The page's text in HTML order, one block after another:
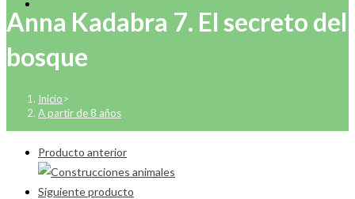
Anna Kadabra 7. El secreto del
bosque
Inicio>
A partir de 8 años
Producto anterior
Siguiente producto